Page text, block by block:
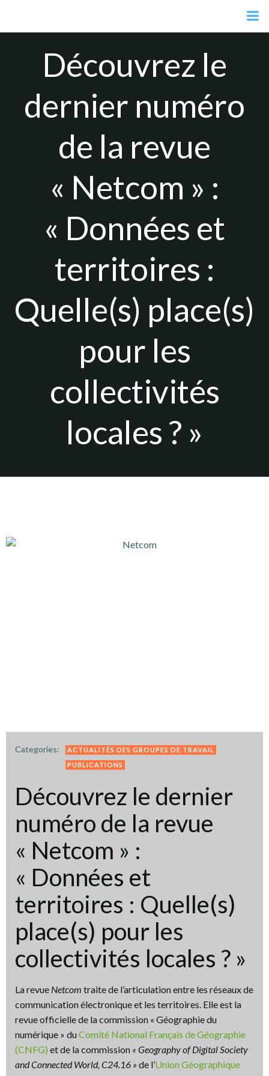
contenu
Découvrez le
dernier numéro
de la revue
« Netcom » :
« Données et
territoires :
Quelle(s) place(s)
pour les
collectivités
locales ? »
Categories:
ACTUALITÉS DES GROUPES DE TRAVAIL
PUBLICATIONS
Découvrez le dernier
numéro de la revue
« Netcom » :
« Données et
territoires : Quelle(s)
place(s) pour les
collectivités locales ? »
La revue Netcom traite de l’articulation entre les réseaux de
communication électronique et les territoires. Elle est la
revue officielle de la commission « Géographie du
numérique » duComité National Français de Géographie
(CNFG) et de la commission « Geography of Digital Society
and Connected World, C24.16 » de l’Union Géographique